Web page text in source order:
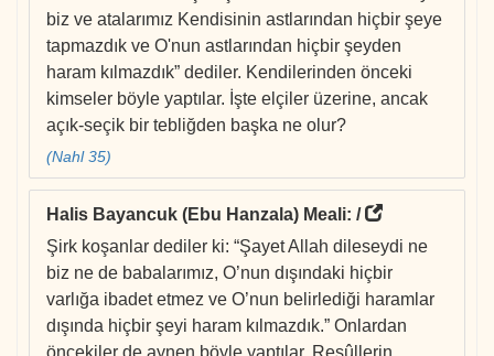
biz ve atalarımız Kendisinin astlarından hiçbir şeye
tapmazdık ve O'nun astlarından hiçbir şeyden
haram kılmazdık” dediler. Kendilerinden önceki
kimseler böyle yaptılar. İşte elçiler üzerine, ancak
açık-seçik bir tebliğden başka ne olur?
(Nahl 35)
Halis Bayancuk (Ebu Hanzala) Meali: /
Şirk koşanlar dediler ki: “Şayet Allah dileseydi ne
biz ne de babalarımız, O’nun dışındaki hiçbir
varlığa ibadet etmez ve O’nun belirlediği haramlar
dışında hiçbir şeyi haram kılmazdık.” Onlardan